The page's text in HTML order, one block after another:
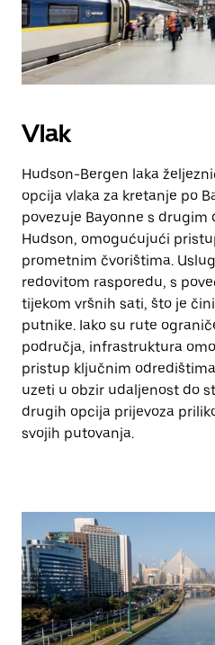
Vlak
Hudson-Bergen laka
opcija vlaka za kretanje po
povezuje Bayonne s drugim
Hudson, omogućujući
prometnim čvorištima.
redovitom rasporedu, s
tijekom vršnih sati, što je
putnike. Iako su rute
područja, infrastruktura
pristup ključnim
uzeti u obzir udaljenost do
drugih opcija prijevoza
svojih putovanja.